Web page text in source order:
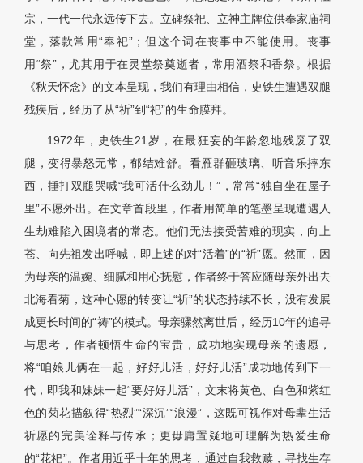
宗，一代一代永远传下去。立碑祭祀、立神主牌位供奉家庙祠
堂，落款常用“奉祀”；但这个词在丧事中不能使用。丧事
用“祭”，尤其用于在灵堂祭奠逝者，常用酒祭和香祭。根据
《秋天怀念》的文本呈现，我们有理由相信，史铁生遭遇双腿
残疾后，经历了从“祈”到“祀”的生命膜拜。
1972年，史铁生21岁，在最狂妄的年龄忽地残废了双
腿，变得暴怒无常，郁结难舒。看雁群砸玻璃、听音乐摔东
西，捶打双腿哭喊“我可活什么劲儿！”，常常“独自坐在屋子
里”不愿外出。在文章首段里，作者用简单的笔墨呈现遭遇人
生劫难陷入困境者的常态。他们无法接受苦难的现实，向上
苍、向先祖发出呼喊，即上述的对“活着”的“祈”愿。然而，因
为母亲的温婉、细腻和用心抚慰，作者终于答应随母亲外出去
北海看菊，这种心愿的转变让“祈”的状态持续不长，没有发展
成更长时间的“祷”的模式。母亲骤然离世后，经历10年的追寻
与思考，作者顿悟生命的宝贵，成功地实现母亲的遗愿，
将“咱娘儿俩在一起，好好儿活，好好儿活”成功地传到下一
代，即我和妹妹一起“要好好儿活”，文末将黄色、白色和紫红
色的菊花描叙得“热烈”“深沉”“浪漫”，这既可视作对母辈生活
祈愿的完美诠释与传承；更毋庸置疑地可理解为热爱生命
的“花祀”。作者用近乎十年的思考，通过自我救赎，寻找生存